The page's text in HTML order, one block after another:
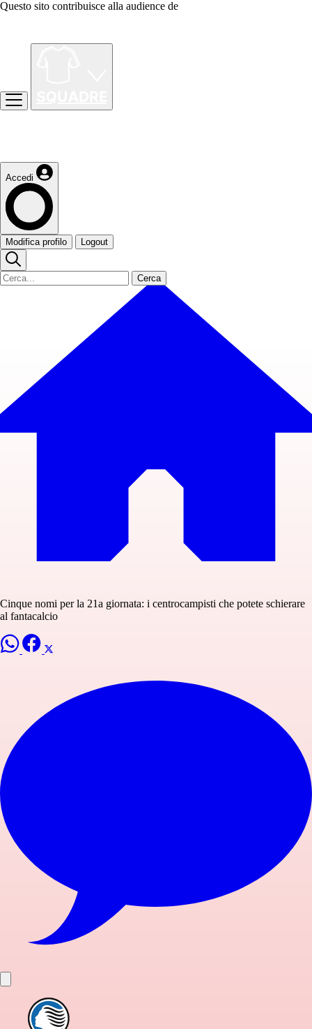
Questo sito contribuisce alla audience de
Accedi
Modifica profilo Logout
Cerca
Cinque nomi per la 21a giornata: i centrocampisti che potete schierare
al fantacalcio